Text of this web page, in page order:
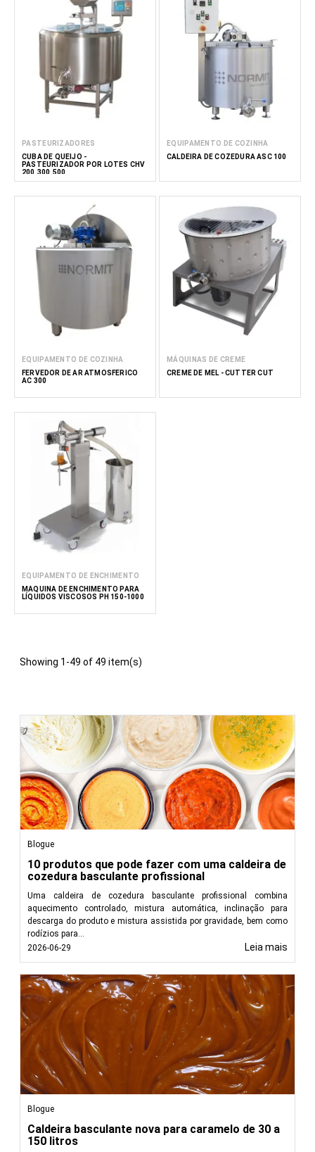
PASTEURIZADORES
CUBA DE QUEIJO -
PASTEURIZADOR POR LOTES CHV
200,300,500
EQUIPAMENTO DE COZINHA
CALDEIRA DE COZEDURA ASC 100
EQUIPAMENTO DE COZINHA
FERVEDOR DE AR ATMOSFÉRICO
AC 300
MÁQUINAS DE CREME
CREME DE MEL - CUTTER CUT
EQUIPAMENTO DE ENCHIMENTO
MÁQUINA DE ENCHIMENTO PARA
LÍQUIDOS VISCOSOS PH 150-1000
Showing 1-49 of 49 item(s)
Blogue
10 produtos que pode fazer com uma caldeira de
cozedura basculante profissional
Uma caldeira de cozedura basculante profissional combina
aquecimento controlado, mistura automática, inclinação para
descarga do produto e mistura assistida por gravidade, bem como
rodízios para...
2026-06-29
Leia mais
Blogue
Caldeira basculante nova para caramelo de 30 a
150 litros